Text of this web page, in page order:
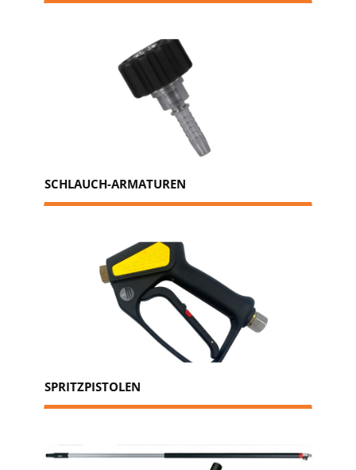
SCHLAUCH-ARMATUREN
SPRITZPISTOLEN